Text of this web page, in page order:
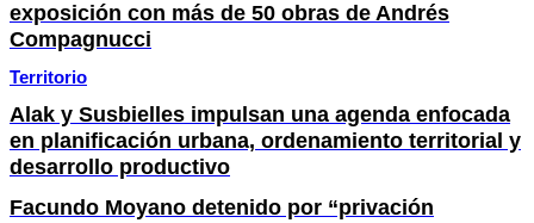
exposición con más de 50 obras de Andrés
Compagnucci
Territorio
Alak y Susbielles impulsan una agenda enfocada
en planificación urbana, ordenamiento territorial y
desarrollo productivo
Facundo Moyano detenido por “privación